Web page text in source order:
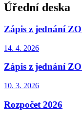
Úřední deska
Zápis z jednání
14. 4. 2026
Zápis z jednání ZO
10. 3. 2026
Rozpočet 2026